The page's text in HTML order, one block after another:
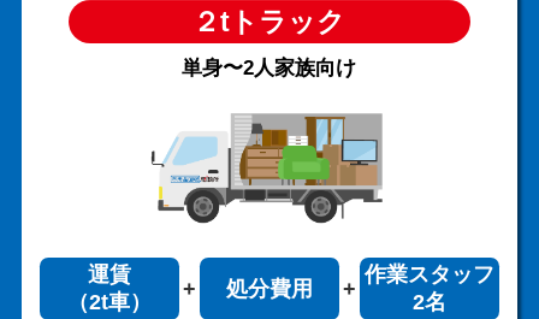
２tトラック
単身〜2人家族向け
運賃
（2t車）
処分費用
作業スタッフ
2名